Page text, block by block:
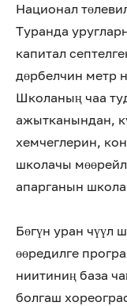
Национал
Туранда
капитал
дөрбелчин метр
Школаның чаа
ажытканындан,
хемчеглерин,
школачы
апарганын
Бөгүн уран чүүл
өөредилге
ниитиниң база
болгаш